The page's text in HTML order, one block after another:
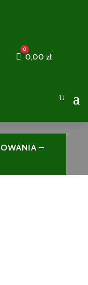
Cart
0
0,00 zł
–